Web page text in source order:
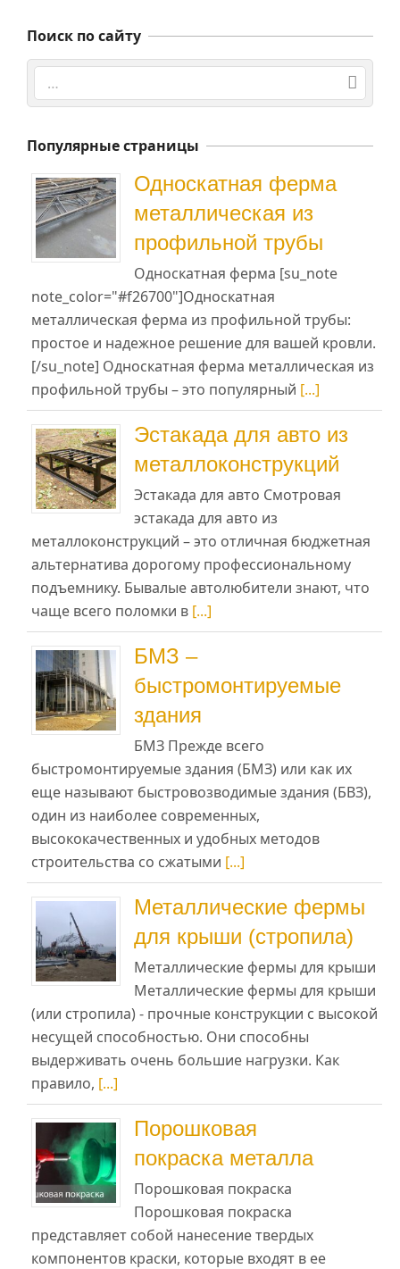
Поиск по сайту
Поиск
Популярные страницы
Односкатная ферма
металлическая из
профильной трубы
Односкатная ферма [su_note
note_color="#f26700"]Односкатная
металлическая ферма из профильной трубы:
простое и надежное решение для вашей кровли.
[/su_note] Односкатная ферма металлическая из
профильной трубы – это популярный [...]
Эстакада для авто из
металлоконструкций
Эстакада для авто Смотровая
эстакада для авто из
металлоконструкций – это отличная бюджетная
альтернатива дорогому профессиональному
подъемнику. Бывалые автолюбители знают, что
чаще всего поломки в [...]
БМЗ –
быстромонтируемые
здания
БМЗ Прежде всего
быстромонтируемые здания (БМЗ) или как их
еще называют быстровозводимые здания (БВЗ),
один из наиболее современных,
высококачественных и удобных методов
строительства со сжатыми [...]
Металлические фермы
для крыши (стропила)
Металлические фермы для крыши
Металлические фермы для крыши
(или стропила) - прочные конструкции с высокой
несущей способностью. Они способны
выдерживать очень большие нагрузки. Как
правило, [...]
Порошковая
покраска металла
Порошковая покраска
Порошковая покраска
представляет собой нанесение твердых
компонентов краски, которые входят в ее